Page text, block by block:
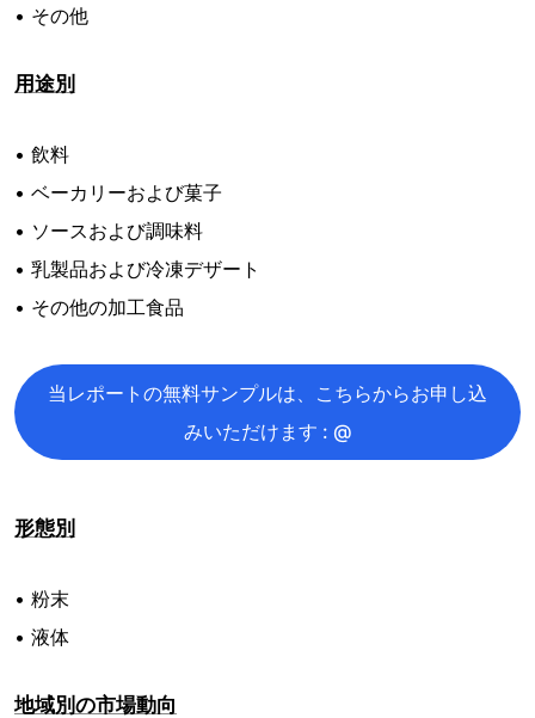
• その他
用途別
• 飲料
• ベーカリーおよび菓子
• ソースおよび調味料
• 乳製品および冷凍デザート
• その他の加工食品
当レポートの無料サンプルは、こちらからお申し込
みいただけます : @
形態別
• 粉末
• 液体
地域別の市場動向